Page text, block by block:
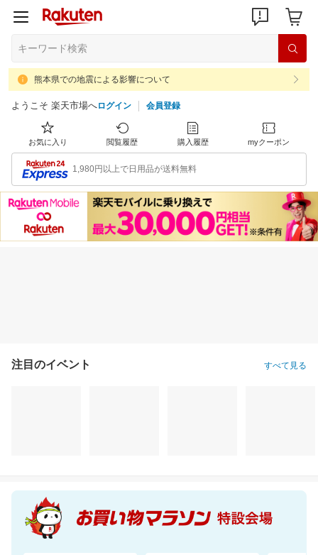
熊本県での地震による影響について
ようこそ 楽天市場へログイン 会員登録
お気に入り 閲覧履歴 購入履歴 myクーポン
1,980円以上で日用品が送料無料
注目のイベント すべて見る